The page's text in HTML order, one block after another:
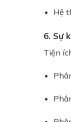
Hệ
6. Sự
Tiện